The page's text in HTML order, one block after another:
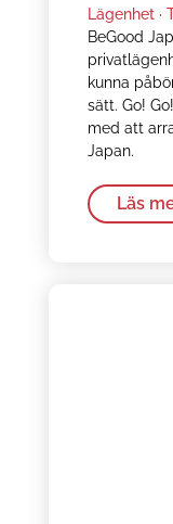
Lägenhet ·
BeGood
kunna
sätt. Go!
med att
Japan.
Läs